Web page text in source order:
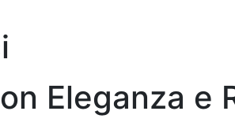
Eleganza e